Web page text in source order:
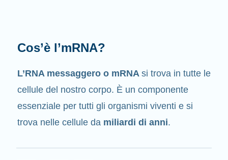
Qual è il suo compito?
Come suggerisce il suo nome, l’mRNA è un
messaggero. Interagisce con altri componenti
presenti nelle cellule che aiutano a creare le
proteine.